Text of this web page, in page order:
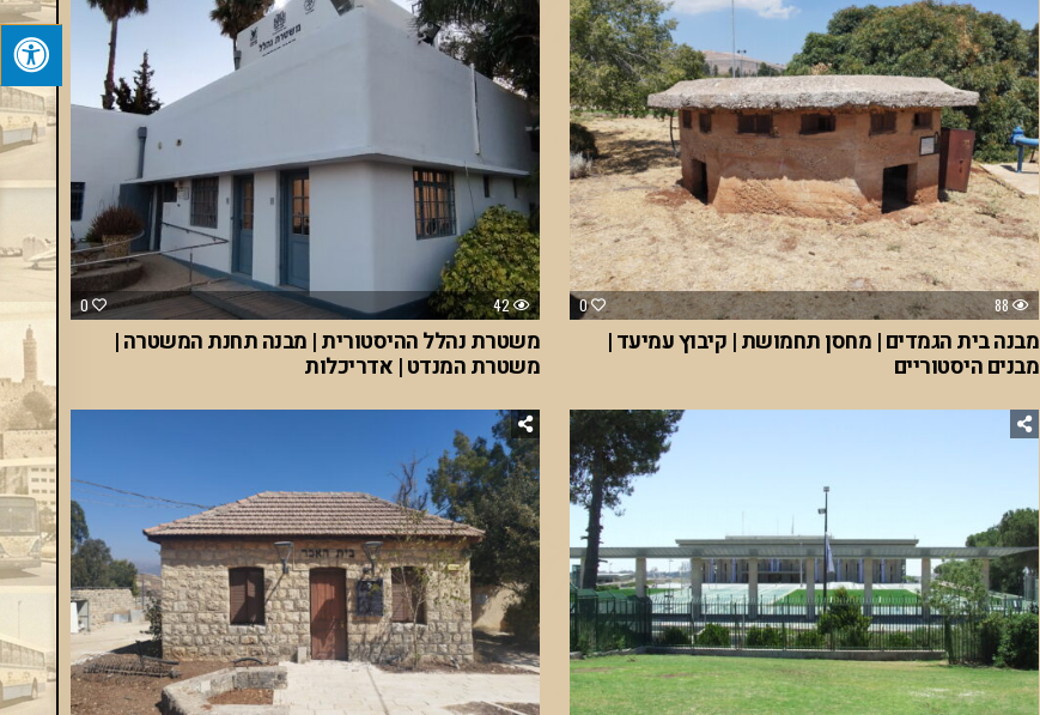
0 42
משטרת נהלל ההיסטורית | מבנה תחנת המשטרה |
משטרת המנדט | אדריכלות
0 88
מבנה בית הגמדים | מחסן תחמושת | קיבוץ עמיעד |
מבנים היסטוריים